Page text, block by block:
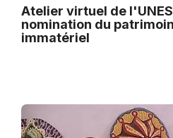
Atelier virtuel de
nomination du
immatériel